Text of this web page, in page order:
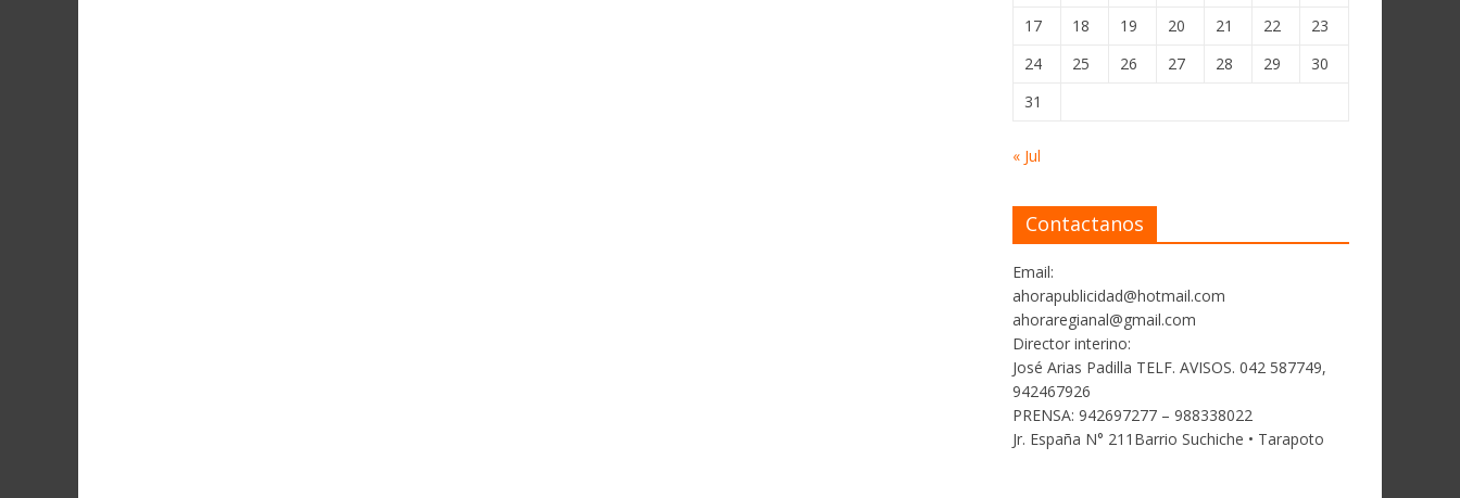
17
18 19 20 21 22
23
24
25 26 27 28 29
30
31
« Jul
Contactanos
Email:
ahorapublicidad@hotmail.com
ahoraregianal@gmail.com
Director interino:
José Arias Padilla TELF. AVISOS. 042 587749,
942467926
PRENSA: 942697277 – 988338022
Jr. España N° 211Barrio Suchiche • Tarapoto